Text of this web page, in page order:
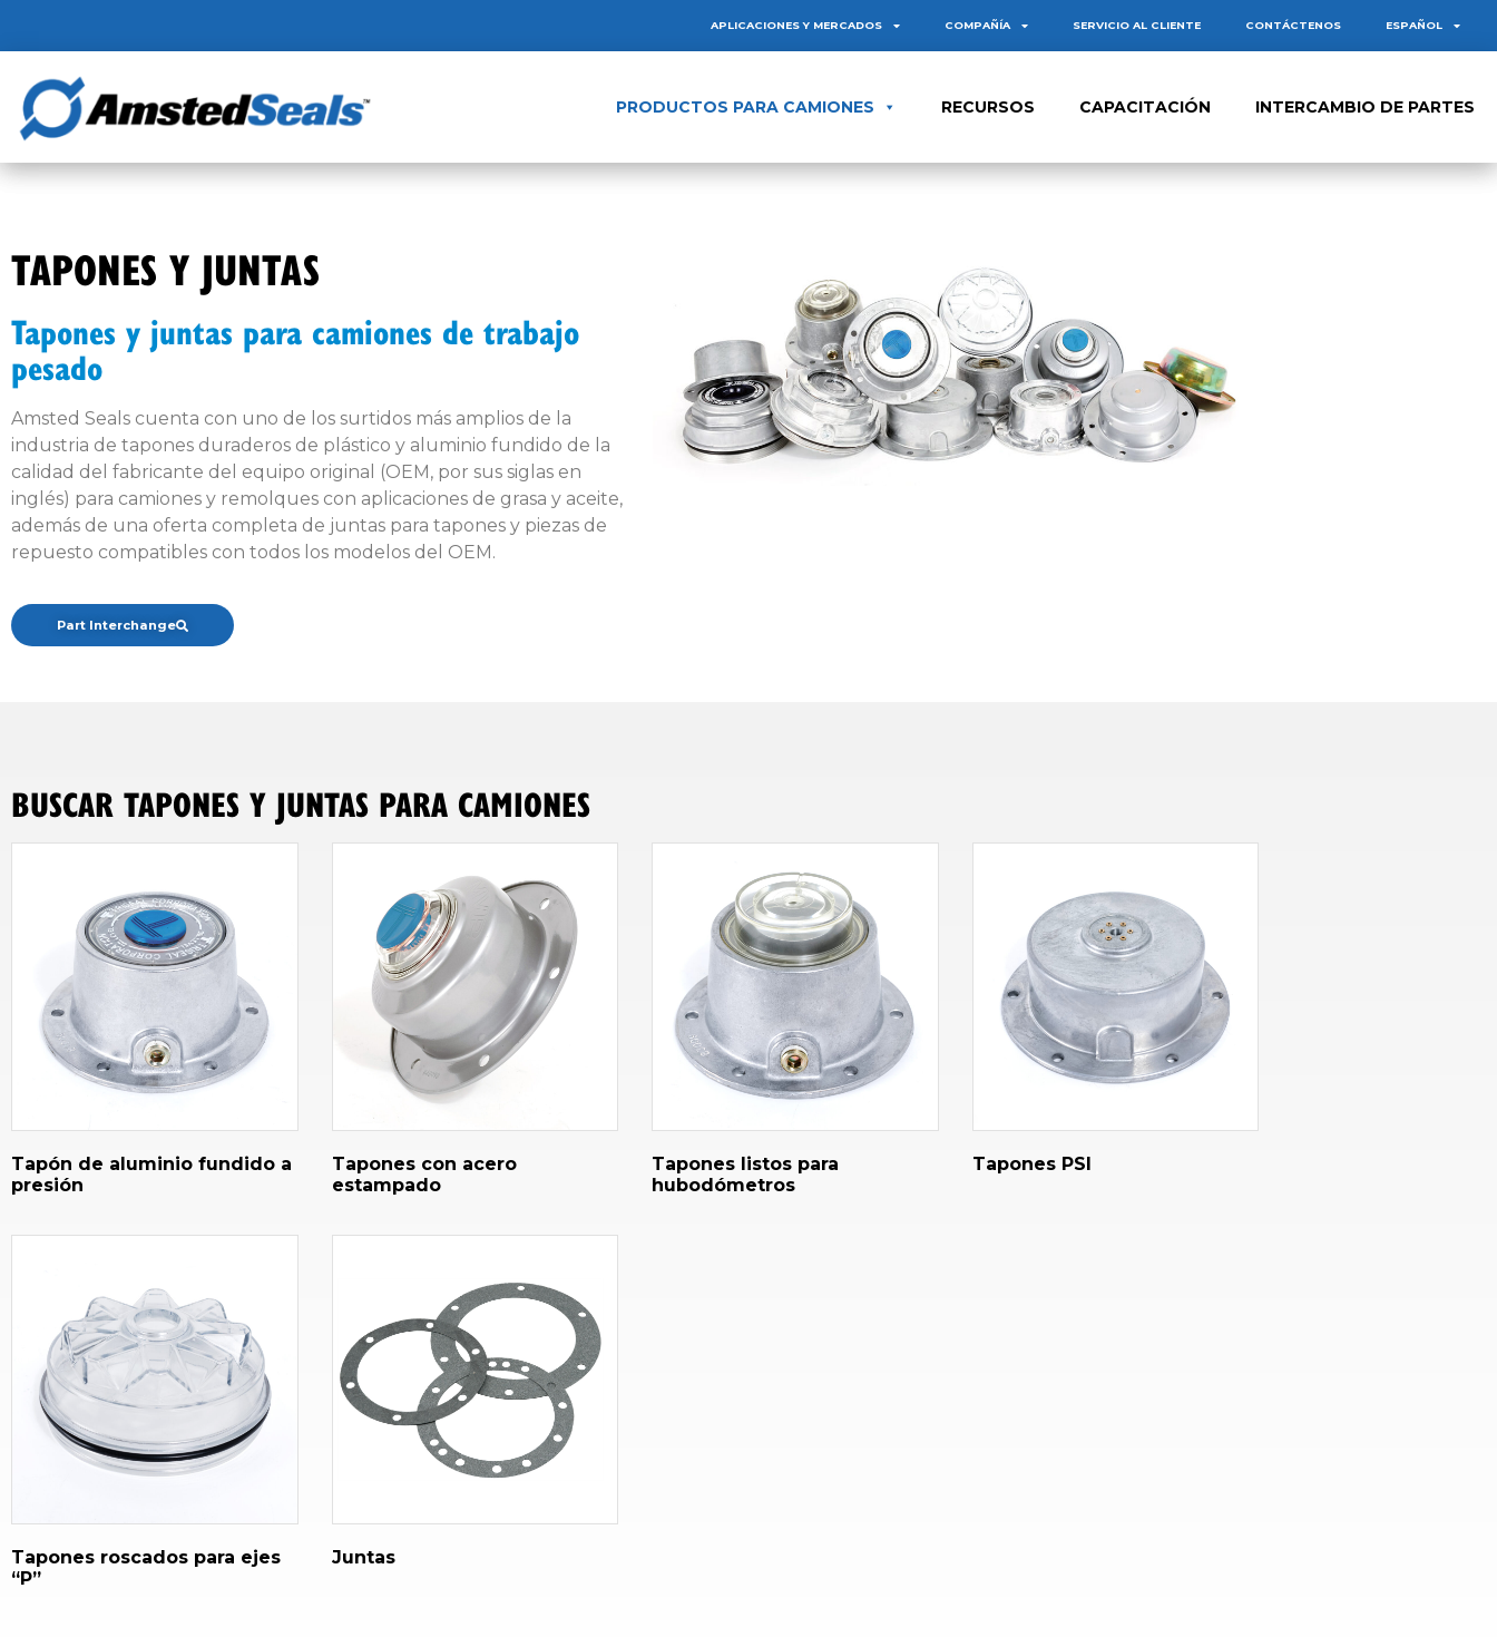
APLICACIONES Y MERCADOS COMPAÑÍA SERVICIO AL CLIENTE CONTÁCTENOS ESPAÑOL
PRODUCTOS PARA CAMIONES RECURSOS CAPACITACIÓN INTERCAMBIO DE PARTES
TAPONES Y JUNTAS
Tapones y juntas para camiones de trabajo
pesado
Amsted Seals cuenta con uno de los surtidos más amplios de la
industria de tapones duraderos de plástico y aluminio fundido de la
calidad del fabricante del equipo original (OEM, por sus siglas en
inglés) para camiones y remolques con aplicaciones de grasa y aceite,
además de una oferta completa de juntas para tapones y piezas de
repuesto compatibles con todos los modelos del OEM.
Part Interchange
BUSCAR TAPONES Y JUNTAS PARA CAMIONES
Tapón de aluminio fundido a
presión
Tapones con acero
estampado
Tapones listos para
hubodómetros
Tapones PSI
Tapones roscados para ejes
“P”
Juntas